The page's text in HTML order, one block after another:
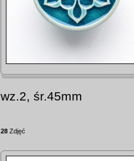
wz.2, śr.45mm
28 Zdjęć